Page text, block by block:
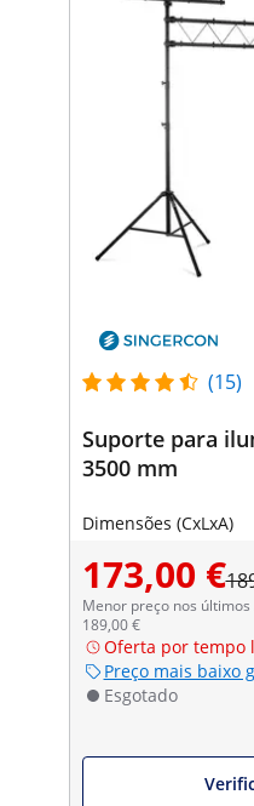
(15)
Suporte para
3500 mm
Dimensões (CxLxA)
173,00 €
Menor preço nos
189,00 €
Oferta por tempo
Preço mais baixo
Esgotado